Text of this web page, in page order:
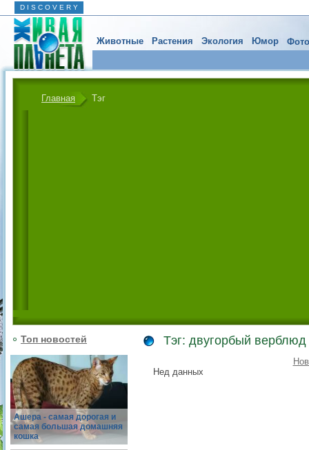
D I S C O V E R Y
Животные Растения Экология Юмор
Главная Тэг
Топ новостей
Ашера - самая дорогая и
самая большая домашняя
кошка
Тэг: двугорбый верблюд
Нед данных